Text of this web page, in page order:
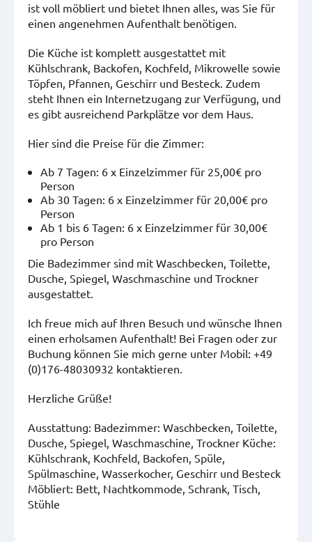
ist voll möbliert und bietet Ihnen alles, was Sie für
einen angenehmen Aufenthalt benötigen.
Die Küche ist komplett ausgestattet mit
Kühlschrank, Backofen, Kochfeld, Mikrowelle sowie
Töpfen, Pfannen, Geschirr und Besteck. Zudem
steht Ihnen ein Internetzugang zur Verfügung, und
es gibt ausreichend Parkplätze vor dem Haus.
Hier sind die Preise für die Zimmer:
Ab 7 Tagen: 6 x Einzelzimmer für 25,00€ pro
Person
Ab 30 Tagen: 6 x Einzelzimmer für 20,00€ pro
Person
Ab 1 bis 6 Tagen: 6 x Einzelzimmer für 30,00€
pro Person
Die Badezimmer sind mit Waschbecken, Toilette,
Dusche, Spiegel, Waschmaschine und Trockner
ausgestattet.
Ich freue mich auf Ihren Besuch und wünsche Ihnen
einen erholsamen Aufenthalt! Bei Fragen oder zur
Buchung können Sie mich gerne unter Mobil: +49
(0)176-48030932 kontaktieren.
Herzliche Grüße!
Ausstattung: Badezimmer: Waschbecken, Toilette,
Dusche, Spiegel, Waschmaschine, Trockner Küche:
Kühlschrank, Kochfeld, Backofen, Spüle,
Spülmaschine, Wasserkocher, Geschirr und Besteck
Möbliert: Bett, Nachtkommode, Schrank, Tisch,
Stühle